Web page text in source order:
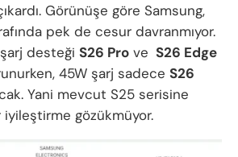
Görünüşe göre Samsung,
pek de cesur davranmıyor.
desteği S26 Pro ve S26 Edge
45W şarj sadece S26
Yani mevcut S25 serisine
iyileştirme gözükmüyor.